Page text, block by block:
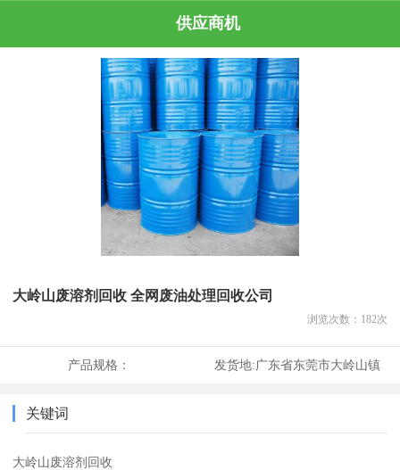
供应商机
大岭山废溶剂回收 全网废油处理回收公司
浏览次数： 182次
产品规格： 发货地:广东省东莞市大岭山镇
关键词
大岭山废溶剂回收